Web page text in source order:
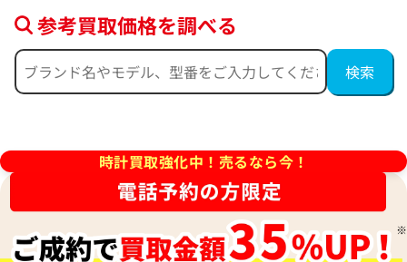
参考買取価格を調べる
時計買取強化中！売るなら今！